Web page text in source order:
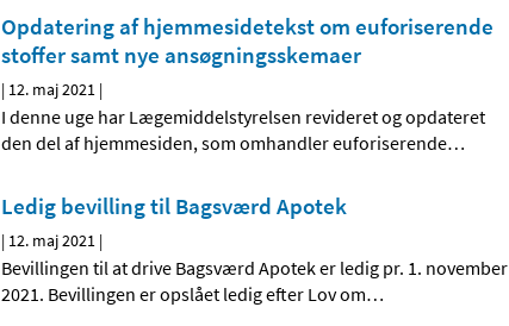
Opdatering af hjemmesidetekst om euforiserende
stoffer samt nye ansøgningsskemaer
| 12. maj 2021 |
I denne uge har Lægemiddelstyrelsen revideret og opdateret
den del af hjemmesiden, som omhandler euforiserende…
Ledig bevilling til Bagsværd Apotek
| 12. maj 2021 |
Bevillingen til at drive Bagsværd Apotek er ledig pr. 1. november
2021. Bevillingen er opslået ledig efter Lov om…